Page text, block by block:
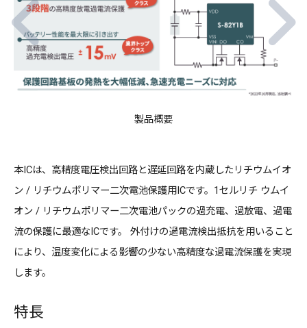
製品概要
本ICは、高精度電圧検出回路と遅延回路を内蔵したリチウムイオ
ン / リチウムポリマー二次電池保護用ICです。1セルリチ ウムイ
オン / リチウムポリマー二次電池パックの過充電、過放電、過電
流の保護に最適なICです。 外付けの過電流検出抵抗を用いること
により、温度変化による影響の少ない高精度な過電流保護を実現
します。
特長